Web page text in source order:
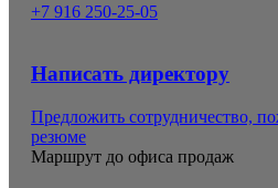
+7 916 250-25-05
Написать директору
Предложить сотрудничество,
резюме
Маршрут до офиса продаж